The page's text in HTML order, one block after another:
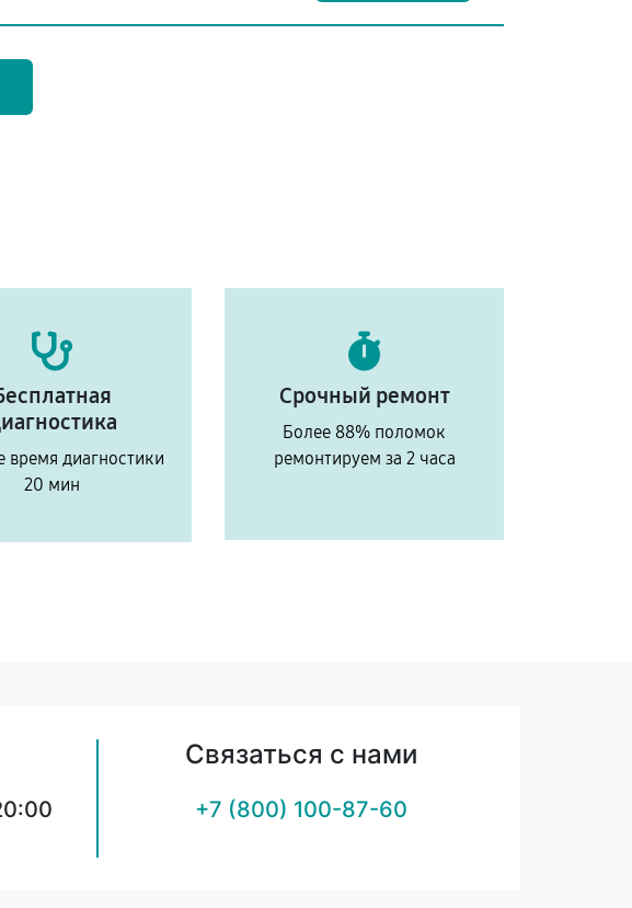
время диагностики
20 мин
Срочный ремонт
Более 88% поломок
ремонтируем за 2 часа
Связаться с нами
+7 (800) 100-87-60